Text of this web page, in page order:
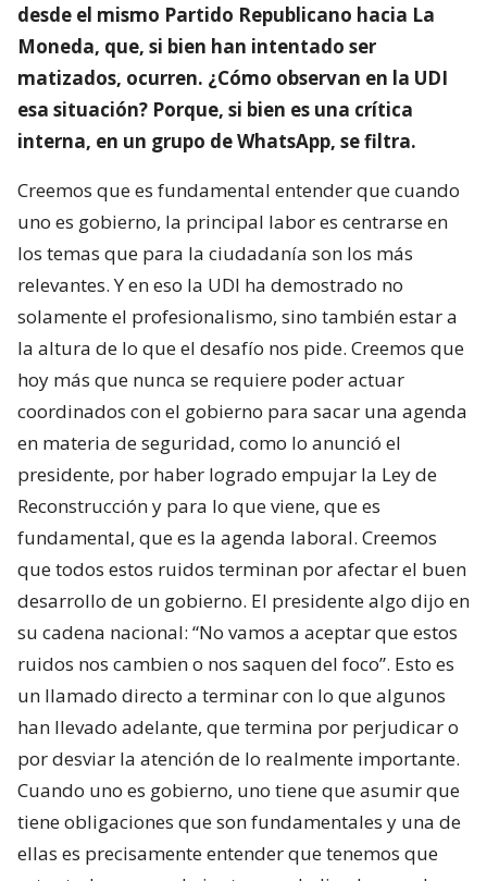
desde el mismo Partido Republicano hacia La
Moneda, que, si bien han intentado ser
matizados, ocurren. ¿Cómo observan en la UDI
esa situación? Porque, si bien es una crítica
interna, en un grupo de WhatsApp, se filtra.
Creemos que es fundamental entender que cuando
uno es gobierno, la principal labor es centrarse en
los temas que para la ciudadanía son los más
relevantes. Y en eso la UDI ha demostrado no
solamente el profesionalismo, sino también estar a
la altura de lo que el desafío nos pide. Creemos que
hoy más que nunca se requiere poder actuar
coordinados con el gobierno para sacar una agenda
en materia de seguridad, como lo anunció el
presidente, por haber logrado empujar la Ley de
Reconstrucción y para lo que viene, que es
fundamental, que es la agenda laboral. Creemos
que todos estos ruidos terminan por afectar el buen
desarrollo de un gobierno. El presidente algo dijo en
su cadena nacional: “No vamos a aceptar que estos
ruidos nos cambien o nos saquen del foco”. Esto es
un llamado directo a terminar con lo que algunos
han llevado adelante, que termina por perjudicar o
por desviar la atención de lo realmente importante.
Cuando uno es gobierno, uno tiene que asumir que
tiene obligaciones que son fundamentales y una de
ellas es precisamente entender que tenemos que